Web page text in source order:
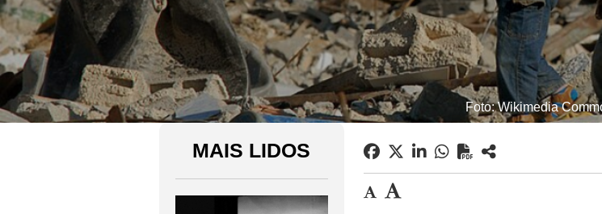
Foto: Wikimedia
MAIS LIDOS